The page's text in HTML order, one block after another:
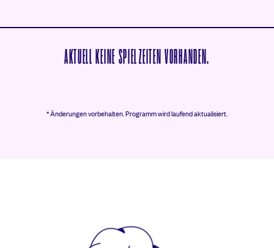
AKTUELL KEINE SPIELZEITEN VORHANDEN.
* Änderungen vorbehalten.Programm wird laufend aktualisiert.